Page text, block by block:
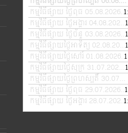
to
or
កម្មវិធីផ្សាយ ថ្ងៃពុធ 05.08.2026
កម្មវិធីផ្សាយ ថ្ងៃអង្គារ 04.08.2026
កម្មវិធីផ្សាយ ថ្ងៃច័ន្ទ 03.08.2026
កម្មវិធីផ្សាយថ្ងៃអាទិត្យ 02.08.2026
កម្មវិធីផ្សាយថ្ងៃសៅរ៍ 01.08.2026
កម្មវិធីផ្សាយថ្ងៃសុក្រ 31.07.2026
កម្មវិធីផ្សាយថ្ងៃព្រហស្បតិ៍ 30.07.2026
កម្មវិធីផ្សាយ ថ្ងៃពុធ 29.07.2026
—
កម្មវិធីផ្សាយ ថ្ងៃអង្គារ 28.07.2026